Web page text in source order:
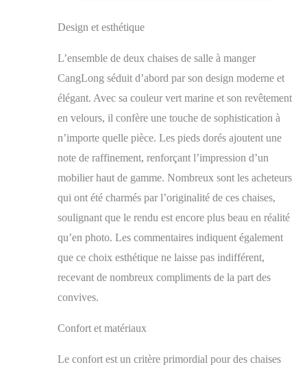
en hauteur, réduisant la
pression sur votre dos
de confort pendant que
vous êtes assis. Chaise
robuste - La chaise est
velours durable, d'un
rembourrage en
mousse haute densité et
d'un cadre en métal.
Tous ces éléments
contribuent à une
durabilité élevées.
Utilisation
salon, la chambre
Design et esthétique
L’ensemble de deux chaises de salle à manger
CangLong séduit d’abord par son design moderne et
élégant. Avec sa couleur vert marine et son revêtement
en velours, il confère une touche de sophistication à
n’importe quelle pièce. Les pieds dorés ajoutent une
note de raffinement, renforçant l’impression d’un
mobilier haut de gamme. Nombreux sont les acheteurs
qui ont été charmés par l’originalité de ces chaises,
soulignant que le rendu est encore plus beau en réalité
qu’en photo. Les commentaires indiquent également
que ce choix esthétique ne laisse pas indifférent,
recevant de nombreux compliments de la part des
convives.
Confort et matériaux
Le confort est un critère primordial pour des chaises